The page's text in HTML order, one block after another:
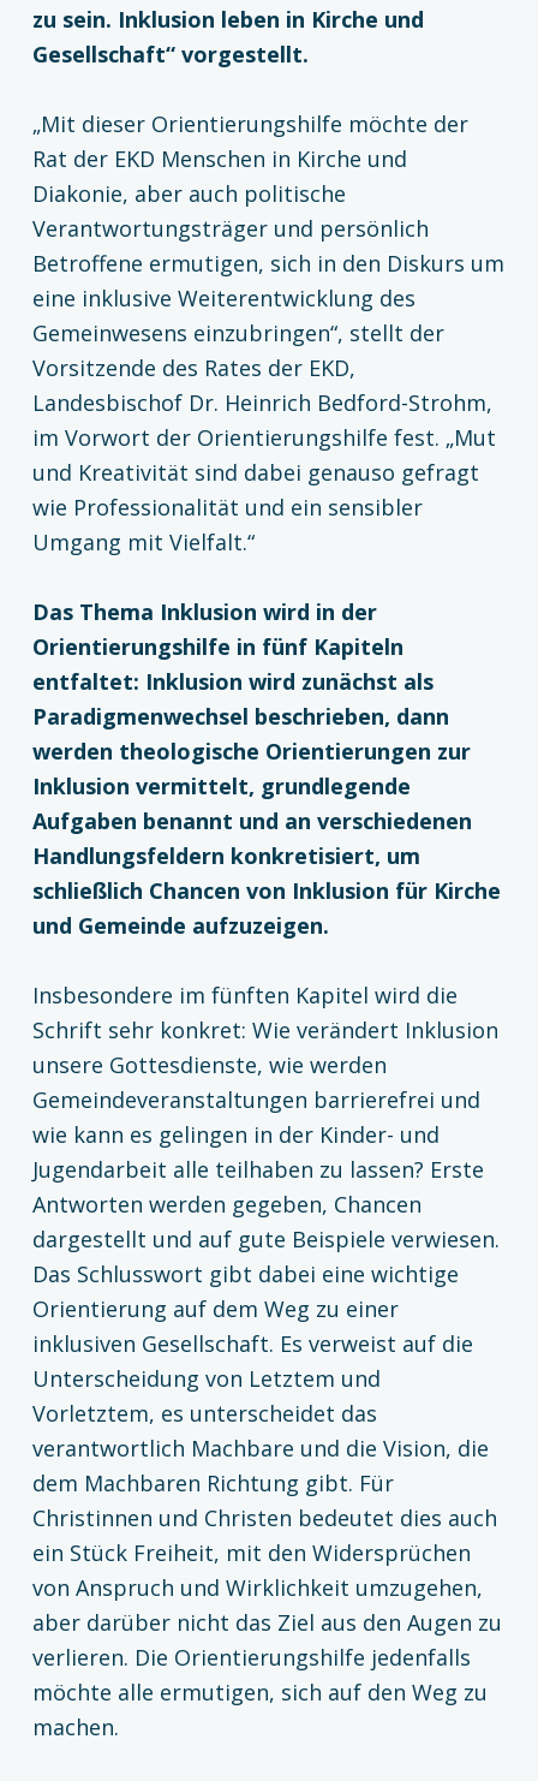
zu sein. Inklusion leben in Kirche und
Gesellschaft“ vorgestellt.
„Mit dieser Orientierungshilfe möchte der
Rat der EKD Menschen in Kirche und
Diakonie, aber auch politische
Verantwortungsträger und persönlich
Betroffene ermutigen, sich in den Diskurs um
eine inklusive Weiterentwicklung des
Gemeinwesens einzubringen“, stellt der
Vorsitzende des Rates der EKD,
Landesbischof Dr. Heinrich Bedford-Strohm,
im Vorwort der Orientierungshilfe fest. „Mut
und Kreativität sind dabei genauso gefragt
wie Professionalität und ein sensibler
Umgang mit Vielfalt.“
Das Thema Inklusion wird in der
Orientierungshilfe in fünf Kapiteln
entfaltet: Inklusion wird zunächst als
Paradigmenwechsel beschrieben, dann
werden theologische Orientierungen zur
Inklusion vermittelt, grundlegende
Aufgaben benannt und an verschiedenen
Handlungsfeldern konkretisiert, um
schließlich Chancen von Inklusion für Kirche
und Gemeinde aufzuzeigen.
Insbesondere im fünften Kapitel wird die
Schrift sehr konkret: Wie verändert Inklusion
unsere Gottesdienste, wie werden
Gemeindeveranstaltungen barrierefrei und
wie kann es gelingen in der Kinder- und
Jugendarbeit alle teilhaben zu lassen? Erste
Antworten werden gegeben, Chancen
dargestellt und auf gute Beispiele verwiesen.
Das Schlusswort gibt dabei eine wichtige
Orientierung auf dem Weg zu einer
inklusiven Gesellschaft. Es verweist auf die
Unterscheidung von Letztem und
Vorletztem, es unterscheidet das
verantwortlich Machbare und die Vision, die
dem Machbaren Richtung gibt. Für
Christinnen und Christen bedeutet dies auch
ein Stück Freiheit, mit den Widersprüchen
von Anspruch und Wirklichkeit umzugehen,
aber darüber nicht das Ziel aus den Augen zu
verlieren. Die Orientierungshilfe jedenfalls
möchte alle ermutigen, sich auf den Weg zu
machen.